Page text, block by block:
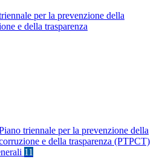
per la prevenzione della
e della trasparenza
triennale per la prevenzione della
e della trasparenza (PTPCT)
11